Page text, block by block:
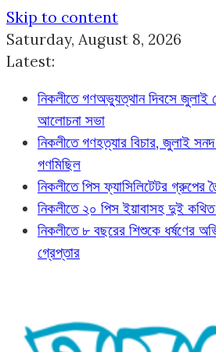
Skip to content
Saturday, August 8, 2026
Latest:
নিকলীতে গণঅভ্যুত্থান দিবসে জুলাই
আলোচনা সভা
নিকলীতে গণহত্যার বিচার, জুলাই সনদ
গণমিছিল
নিকলীতে পিস ফ্যাসিলিটেটর গ্রুপের
নিকলীতে ২০ পিস ইয়াবাসহ দুই
নিকলীতে ৮ বছরের শিশুকে ধর্ষণের
গ্রেপ্তার